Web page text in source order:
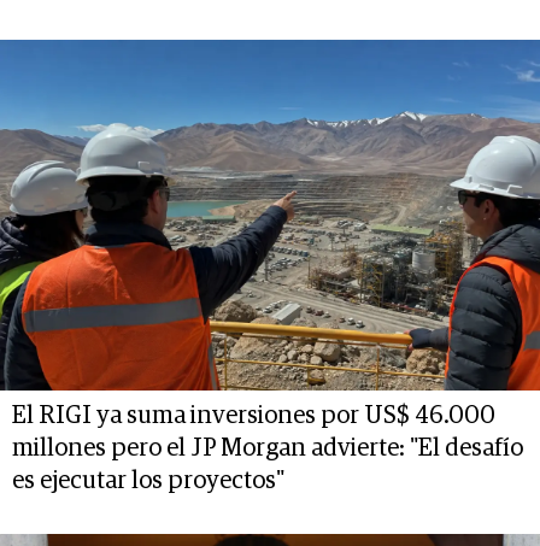
El RIGI ya suma inversiones por US$ 46.000
millones pero el JP Morgan advierte: "El desafío
es ejecutar los proyectos"